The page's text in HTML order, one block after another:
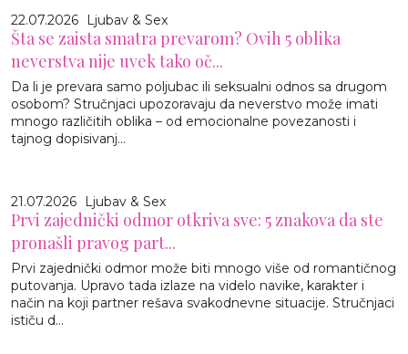
22.07.2026 Ljubav & Sex
Šta se zaista smatra prevarom? Ovih 5 oblika
neverstva nije uvek tako oč...
Da li je prevara samo poljubac ili seksualni odnos sa drugom
osobom? Stručnjaci upozoravaju da neverstvo može imati
mnogo različitih oblika – od emocionalne povezanosti i
tajnog dopisivanj...
21.07.2026 Ljubav & Sex
Prvi zajednički odmor otkriva sve: 5 znakova da ste
pronašli pravog part...
Prvi zajednički odmor može biti mnogo više od romantičnog
putovanja. Upravo tada izlaze na videlo navike, karakter i
način na koji partner rešava svakodnevne situacije. Stručnjaci
ističu d...